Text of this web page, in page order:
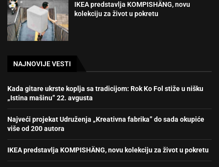
IKEA predstavlja KOMPISHÄNG, novu
kolekciju za život u pokretu
NAJNOVIJE VESTI
Kada gitare ukrste koplja sa tradicijom: Rok Ko Fol stiže u nišku
„Istina mašinu” 22. avgusta
Najveći projekat Udruženja „Kreativna fabrika” do sada okupiće
više od 200 autora
IKEA predstavlja KOMPISHÄNG, novu kolekciju za život u pokretu